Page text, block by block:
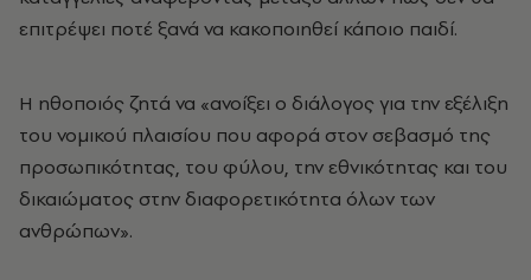
επιτρέψει ποτέ ξανά να κακοποιηθεί κάποιο παιδί.
Η ηθοποιός ζητά να «ανοίξει ο διάλογος για την εξέλιξη
του νομικού πλαισίου που αφορά στον σεβασμό της
προσωπικότητας, του φύλου, την εθνικότητας και του
δικαιώματος στην διαφορετικότητα όλων των
ανθρώπων».